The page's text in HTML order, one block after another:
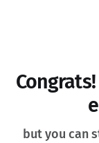
but you can